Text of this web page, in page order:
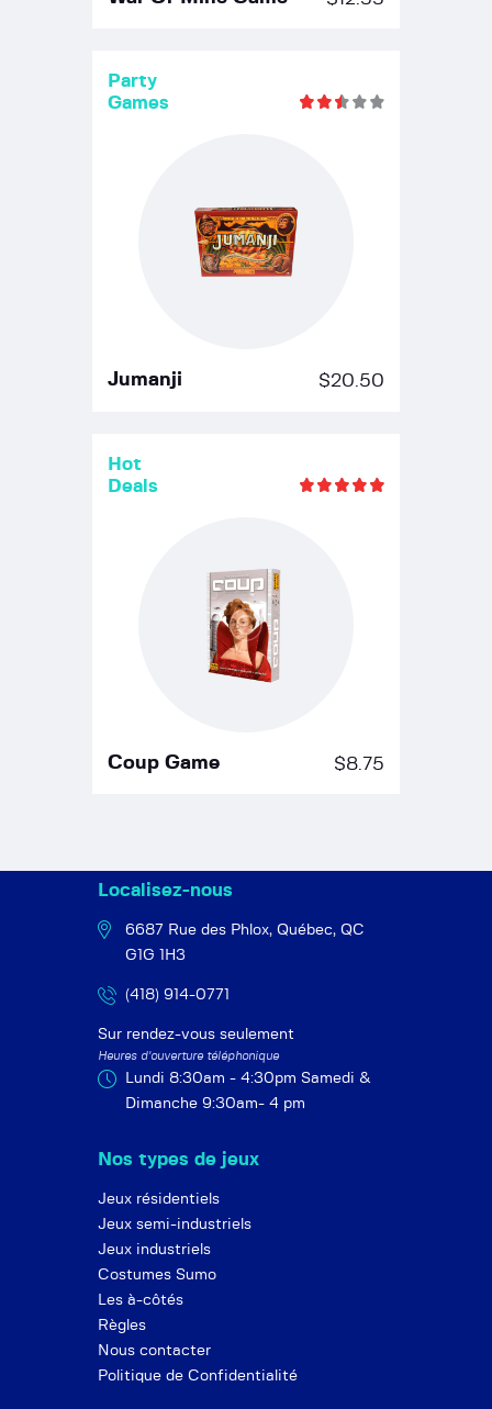
Party
Games
Jumanji $20.50
Hot
Deals
Coup Game $8.75
Localisez-nous
6687 Rue des Phlox, Québec, QC
G1G 1H3
(418) 914-0771
Sur rendez-vous seulement
Heures d'ouverture téléphonique
Lundi 8:30am - 4:30pm Samedi &
Dimanche 9:30am- 4 pm
Nos types de jeux
Jeux résidentiels
Jeux semi-industriels
Jeux industriels
Costumes Sumo
Les à-côtés
Règles
Nous contacter
Politique de Confidentialité